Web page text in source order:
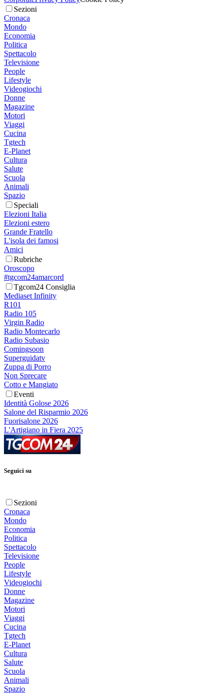
Sezioni
Cronaca
Mondo
Economia
Politica
Spettacolo
Televisione
People
Lifestyle
Videogiochi
Donne
Magazine
Motori
Viaggi
Cucina
Tgtech
E-Planet
Cultura
Salute
Scuola
Animali
Spazio
Speciali
Elezioni Italia
Elezioni estero
Grande Fratello
L'isola dei famosi
Amici
Rubriche
Oroscopo
#tgcom24amarcord
Tgcom24 Consiglia
Mediaset Infinity
R101
Radio 105
Virgin Radio
Radio Montecarlo
Radio Subasio
Comingsoon
Superguidatv
Zuppa di Porro
Non Sprecare
Cotto e Mangiato
Eventi
Identità Golose 2026
Salone del Risparmio 2026
Fuorisalone 2026
L'Artigiano in Fiera 2025
Seguici su
Sezioni
Cronaca
Mondo
Economia
Politica
Spettacolo
Televisione
People
Lifestyle
Videogiochi
Donne
Magazine
Motori
Viaggi
Cucina
Tgtech
E-Planet
Cultura
Salute
Scuola
Animali
Spazio